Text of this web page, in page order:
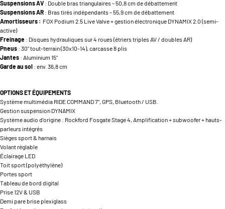
Suspensions AV : Double bras triangulaires – 50,8 cm de débattement
Suspensions AR : Bras tirés indépendants – 55,9 cm de débattement
Amortisseurs : FOX Podium 2.5 Live Valve + gestion électronique DYNAMIX 2.0 (semi-
active)
Freinage : Disques hydrauliques sur 4 roues (étriers triples AV / doubles AR)
Pneus : 30" tout-terrain (30x10-14), carcasse 8 plis
Jantes : Aluminium 15"
Garde au sol : env. 36,8 cm
OPTIONS ETÉQUIPEMENTS
Système multimédia RIDE COMMAND 7", GPS, Bluetooth / USB.
Gestion suspension DYNAMIX
Système audio d’origine : Rockford Fosgate Stage 4, Amplification + subwoofer + hauts-
parleurs intégrés
Sièges sport & harnais
Volant réglable
Éclairage LED
Toit sport (polyéthylène)
Portes sport
Tableau de bord digital
Prise 12V & USB
Demi pare brise plexiglass